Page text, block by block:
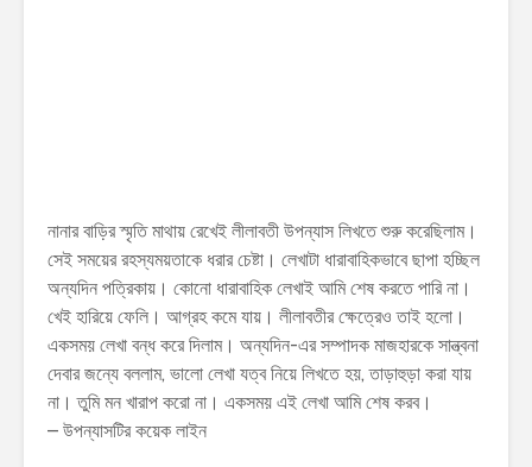
নানার বাড়ির স্মৃতি মাথায় রেখেই লীলাবতী উপন্যাস লিখতে শুরু করেছিলাম।
সেই সময়ের রহস্যময়তাকে ধরার চেষ্টা। লেখাটা ধারাবাহিকভাবে ছাপা হচ্ছিল
অন্যদিন পত্রিকায়। কোনো ধারাবাহিক লেখাই আমি শেষ করতে পারি না।
খেই হারিয়ে ফেলি। আগ্রহ কমে যায়। লীলাবতীর ক্ষেত্রেও তাই হলো।
একসময় লেখা বন্ধ করে দিলাম। অন্যদিন-এর সম্পাদক মাজহারকে সান্ত্বনা
দেবার জন্যে বললাম, ভালো লেখা যত্ব নিয়ে লিখতে হয়, তাড়াহুড়া করা যায়
না। তুমি মন খারাপ করো না। একসময় এই লেখা আমি শেষ করব।
– উপন্যাসটির কয়েক লাইন